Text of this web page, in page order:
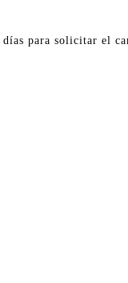
para solicitar el